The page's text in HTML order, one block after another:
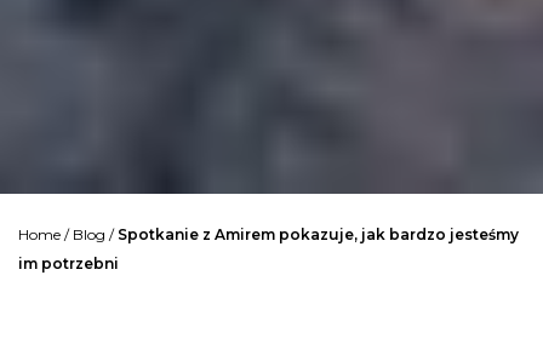
Home / Blog / Spotkanie z Amirem pokazuje, jak bardzo jesteśmy
im potrzebni